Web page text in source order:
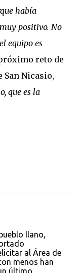
había
positivo. No
equipo es
reto de
San Nicasio,
que es la
llano,
al Área de
menos han
último